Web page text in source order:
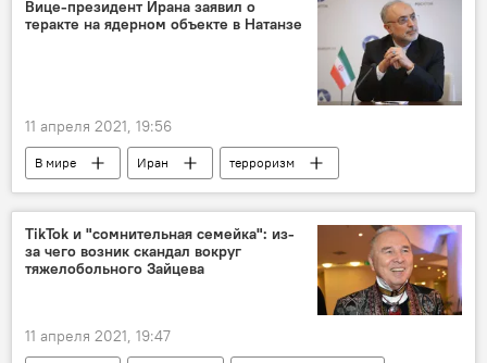
Новости Армения
пистолет
Вице-президент Ирана заявил о
теракте на ядерном объекте в Натанзе
11 апреля 2021, 19:56
В мире Иран
терроризм
вице-президент
TikTok и "сомнительная семейка": из-
за чего возник скандал вокруг
тяжелобольного Зайцева
11 апреля 2021, 19:47